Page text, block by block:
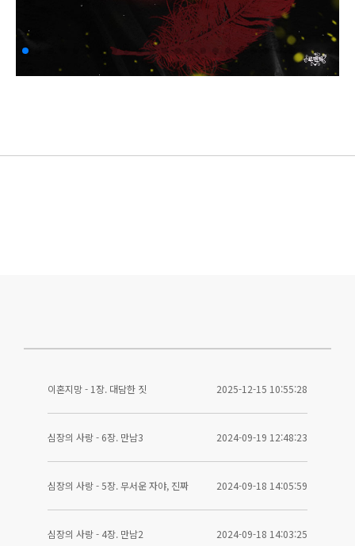
이혼지망 - 1장. 대담한 짓 2025-12-15 10:55:28
심장의 사랑 - 6장. 만남3 2024-09-19 12:48:23
심장의 사랑 - 5장. 무서운 자야, 진짜 2024-09-18 14:05:59
심장의 사랑 - 4장. 만남2 2024-09-18 14:03:25